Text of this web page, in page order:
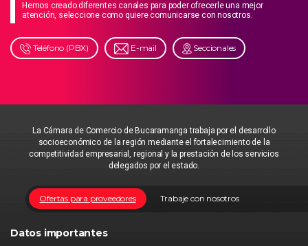
Hemos creado diferentes canales para poder ofrecerle una mejor
atención, seleccione como quiere comunicarse con nosotros.
Teléfono (PBX) E-mail Seccionales
La Cámara de Comercio de Bucaramanga trabaja por el desarrollo
socioeconómico de la región mediante el fortalecimiento de la
competitividad empresarial, regional y la prestación de los servicios
delegados por el estado.
Trabaje con nosotros
Ofertas para proveedores
Datos importantes